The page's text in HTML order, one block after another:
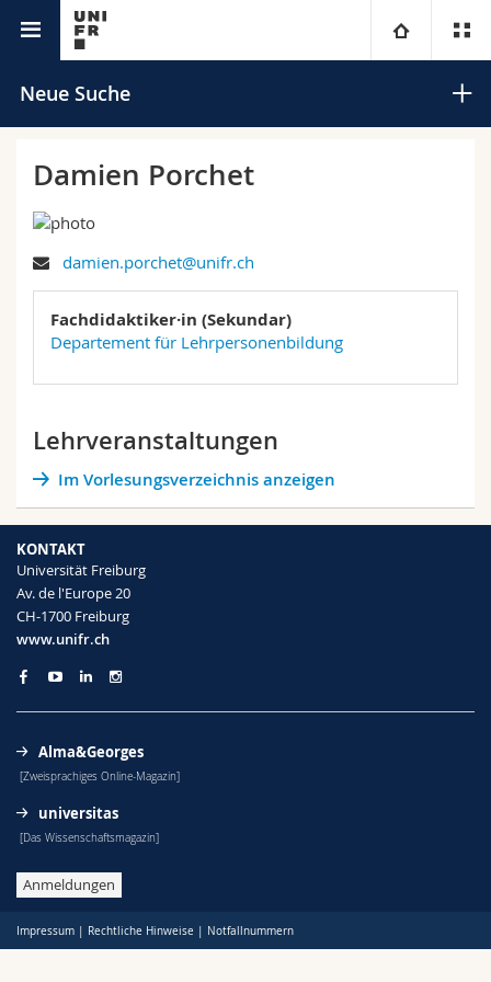
Universität
Campus
Forschung
Universität
Weiterbildung
Rechtswissenschaftliche Fak.
Wirtschafts- und Sozialwissenschaftliche Fak.
Philosophische Fak.
Fak. für Erziehungs- und Bildungswissenschaften
Math.-Nat. und Med. Fak.
Interfakultär
Informationen für
Studieninteressierte
Studierende
Medien
Forschende
Mitarbeitende
Doktorierende
Ressourcen
Personenverzeichnis
Ortsplan
Bibliotheken
Webmail
Vorlesungsverzeichnis
MyUnifr
Neue Suche
Suchen
Erweiterte Suche
Damien Porchet
damien.porchet@unifr.ch
Fachdidaktiker·in (Sekundar)
Departement für Lehrpersonenbildung
Lehrveranstaltungen
Im Vorlesungsverzeichnis anzeigen
KONTAKT
Universität Freiburg
Av. de l'Europe 20
CH-1700 Freiburg
www.unifr.ch
Alma&Georges
[Zweisprachiges Online-Magazin]
universitas
[Das Wissenschaftsmagazin]
Anmeldungen
Impressum | Rechtliche Hinweise | Notfallnummern